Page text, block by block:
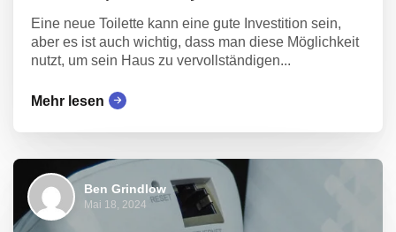
Eine neue Toilette kann eine gute Investition sein,
aber es ist auch wichtig, dass man diese Möglichkeit
nutzt, um sein Haus zu vervollständigen...
Mehr lesen
Ben Grindlow
Mai 18, 2024